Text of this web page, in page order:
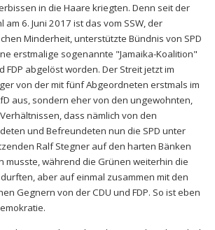
in die Haare kriegten. Denn seit der
6. Juni 2017 ist das vom SSW, der
Minderheit, unterstützte Bündnis von SPD
erstmalige sogenannte "Jamaika-Koalition"
FDP abgelöst worden. Der Streit jetzt im
von der mit fünf Abgeordneten erstmals im
aus, sondern eher von den ungewohnten,
dass nämlich von den
und Befreundeten nun die SPD unter
Ralf Stegner auf den harten Bänken
musste, während die Grünen weiterhin die
aber auf einmal zusammen mit den
Gegnern von der CDU und FDP. So ist eben